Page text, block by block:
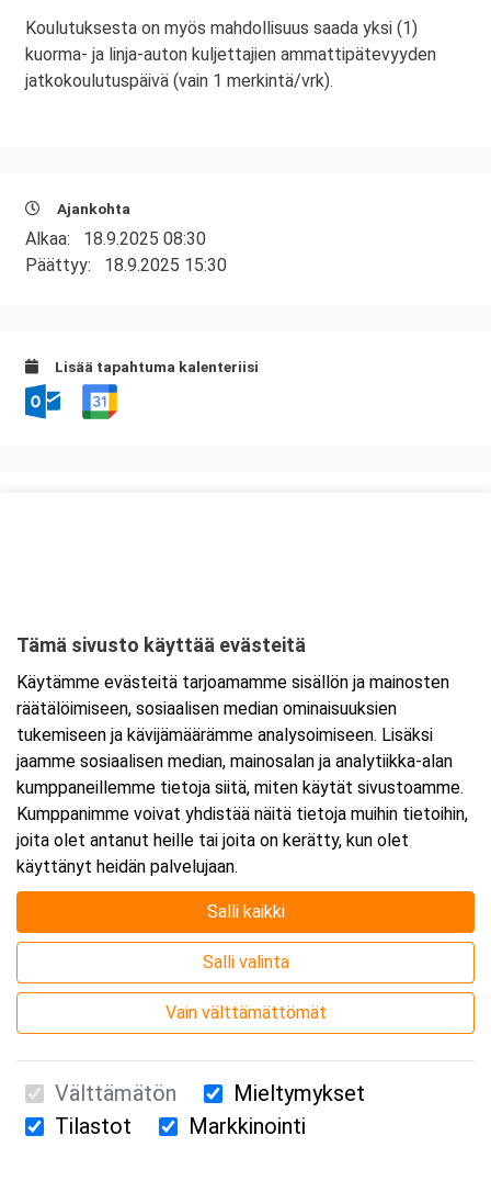
Koulutuksesta on myös mahdollisuus saada yksi (1)
kuorma- ja linja-auton kuljettajien ammattipätevyyden
jatkokoulutuspäivä (vain 1 merkintä/vrk).
Ajankohta
Alkaa: 18.9.2025 08:30
Päättyy: 18.9.2025 15:30
Lisää tapahtuma kalenteriisi
Tarkempi kartta ja ajo-ohjeet
Suomen Ensiapukoulutus Oy / Valimotie 21 / 00380 Helsinki
Tämä sivusto käyttää evästeitä
Käytämme evästeitä tarjoamamme sisällön ja mainosten
räätälöimiseen, sosiaalisen median ominaisuuksien
tukemiseen ja kävijämäärämme analysoimiseen. Lisäksi
jaamme sosiaalisen median, mainosalan ja analytiikka-alan
kumppaneillemme tietoja siitä, miten käytät sivustoamme.
Kumppanimme voivat yhdistää näitä tietoja muihin tietoihin,
joita olet antanut heille tai joita on kerätty, kun olet
käyttänyt heidän palvelujaan.
Salli kaikki
Salli valinta
Vain välttämättömät
Välttämätön
Mieltymykset
Tilastot
Markkinointi